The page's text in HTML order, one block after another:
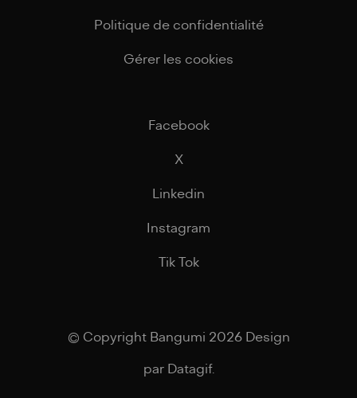
Politique de confidentialité
Gérer les cookies
Facebook
X
Linkedin
Instagram
Tik Tok
© Copyright Bangumi 2026 Design
par Datagif.